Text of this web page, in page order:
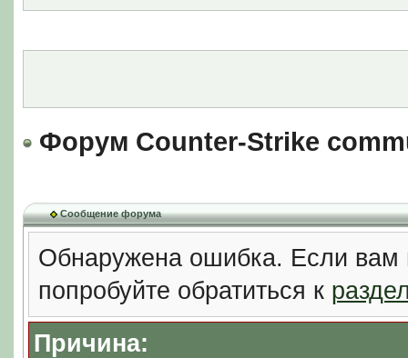
Форум Counter-Strike
Сообщение форума
Обнаружена ошибка. Если вам
попробуйте обратиться к
Причина: